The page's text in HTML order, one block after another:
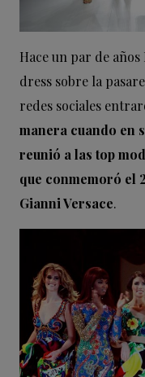
Hace un par de
dress sobre la
redes sociales
manera cuando en
reunió a las top
que conmemoró el
Gianni Versace.